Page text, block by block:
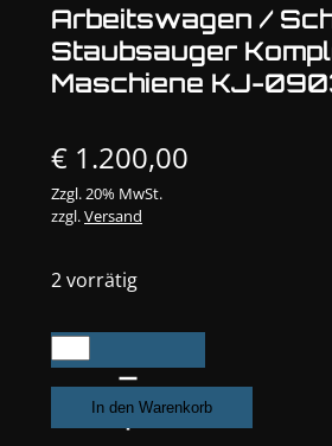
Arbeitswagen /
Staubsauger
Maschiene KJ-
€ 1.200,00
Zzgl. 20% MwSt.
zzgl.Versand
2 vorrätig
Arbeitswagen
/
Schleifwagen
Staubsauger
In den Warenkorb